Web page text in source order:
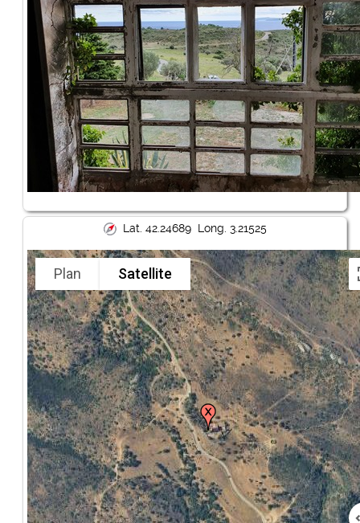
Lat. 42.24689 Long. 3.21525
Plan Satellite